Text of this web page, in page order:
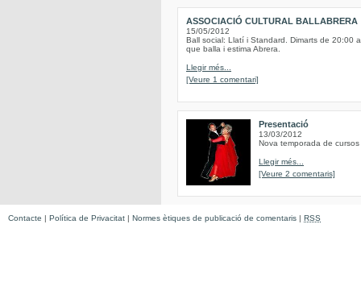
ASSOCIACIÓ CULTURAL BALLABRERA
15/05/2012
Ball social: Llatí i Standard. Dimarts de 20:00
que balla i estima Abrera.
Llegir més...
[Veure 1 comentari]
Presentació
13/03/2012
Nova temporada de
Llegir més...
[Veure 2 comentaris]
Contacte | Política de Privacitat | Normes ètiques de publicació de comentaris | RSS